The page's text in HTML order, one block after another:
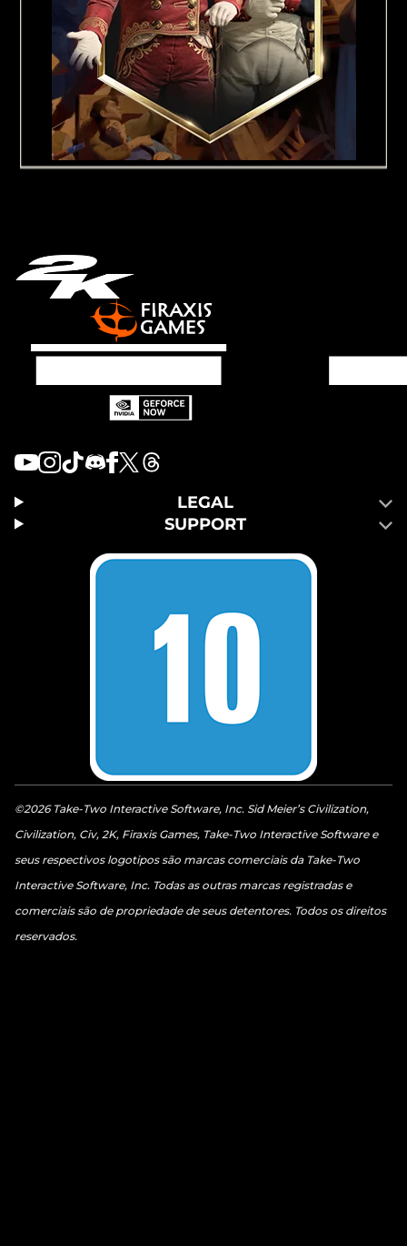
LEGAL
SUPPORT
©2026 Take-Two Interactive Software, Inc. Sid Meier’s Civilization,
Civilization, Civ, 2K, Firaxis Games, Take-Two Interactive Software e
seus respectivos logotipos são marcas comerciais da Take-Two
Interactive Software, Inc. Todas as outras marcas registradas e
comerciais são de propriedade de seus detentores. Todos os direitos
reservados.